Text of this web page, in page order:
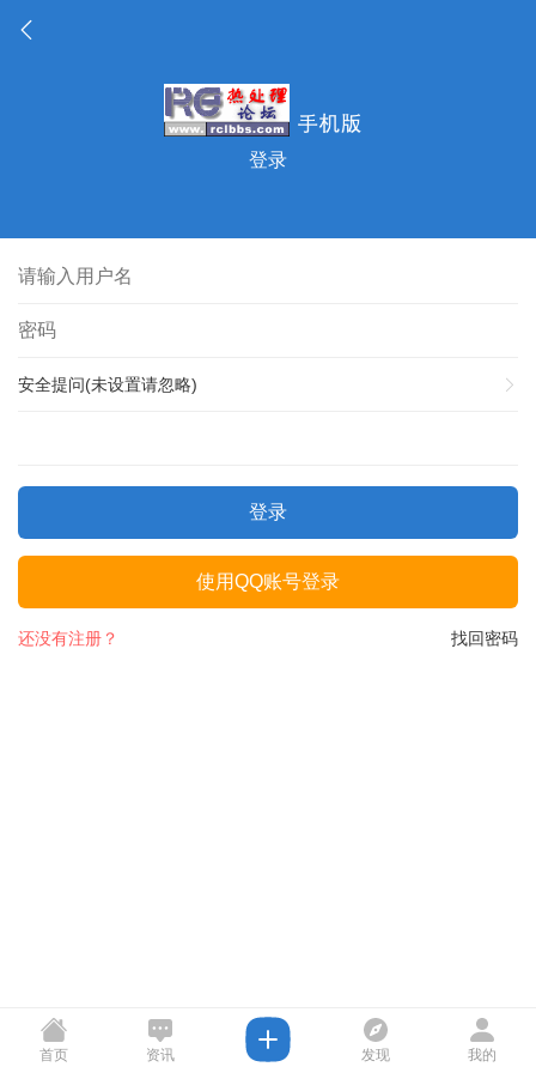
登录
安全提问(未设置请忽略)
登录
使用QQ账号登录
找回密码
还没有注册？
首页 资讯 发现 我的